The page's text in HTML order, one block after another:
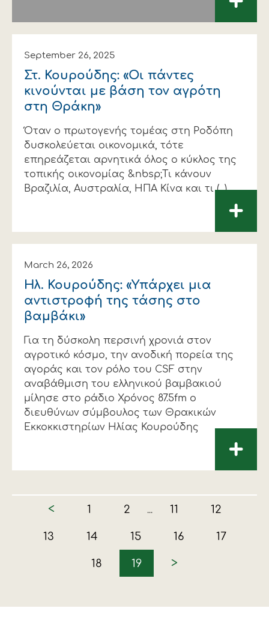
September 26, 2025
Στ. Κουρούδης: «Οι πάντες
κινούνται με βάση τον αγρότη
στη Θράκη»
Όταν ο πρωτογενής τομέας στη Ροδόπη
δυσκολεύεται οικονομικά, τότε
επηρεάζεται αρνητικά όλος ο κύκλος της
τοπικής οικονομίας &nbsp;Τι κάνουν
Βραζιλία, Αυστραλία, ΗΠΑ Κίνα και τι (...)
+
March 26, 2026
Ηλ. Κουρούδης: «Υπάρχει μια
αντιστροφή της τάσης στο
βαμβάκι»
Για τη δύσκολη περσινή χρονιά στον
αγροτικό κόσμο, την ανοδική πορεία της
αγοράς και τον ρόλο του CSF στην
αναβάθμιση του ελληνικού βαμβακιού
μίλησε στο ράδιο Χρόνος 87.5fm ο
διευθύνων σύμβουλος των Θρακικών
Εκκοκκιστηρίων Ηλίας Κουρούδης
+
< 1 2 ... 11 12
13 14 15 16 17
18 19 >